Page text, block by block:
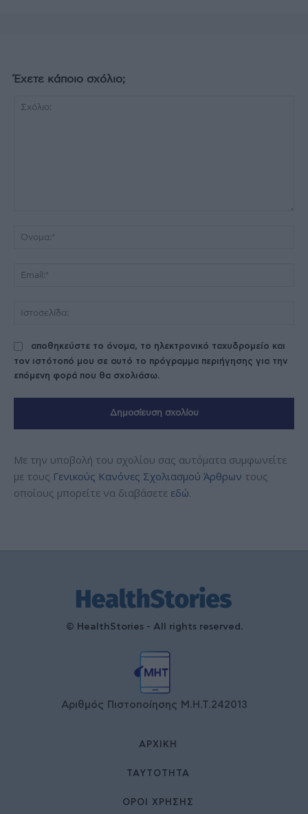
Έχετε κάποιο σχόλιο;
αποθηκεύστε το όνομα, το ηλεκτρονικό ταχυδρομείο και
τον ιστότοπό μου σε αυτό το πρόγραμμα περιήγησης για την
επόμενη φορά που θα σχολιάσω.
Με την υποβολή του σχολίου σας αυτόματα συμφωνείτε
με τους Γενικούς Κανόνες Σχολιασμού Άρθρων τους
οποίους μπορείτε να διαβάσετε εδώ.
© HealthStories - All rights reserved.
Αριθμός Πιστοποίησης Μ.Η.Τ.242013
ΑΡΧΙΚΉ
ΤΑΥΤΌΤΗΤΑ
ΌΡΟΙ ΧΡΉΣΗΣ